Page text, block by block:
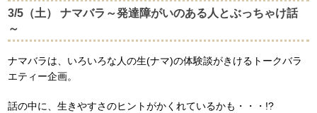
3/5（土） ナマバラ～発達障がいのある人とぶっちゃけ話
～
ナマバラは、いろいろな人の生(ナマ)の体験談がきけるトークバラ
エティー企画。
話の中に、生きやすさのヒントがかくれているかも・・・!?